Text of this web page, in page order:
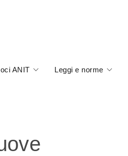
ANIT Leggi e norme